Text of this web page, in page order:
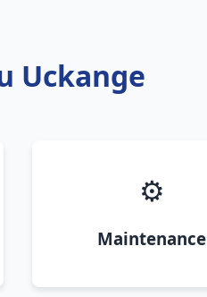
Uckange
⚙️
Maintenance